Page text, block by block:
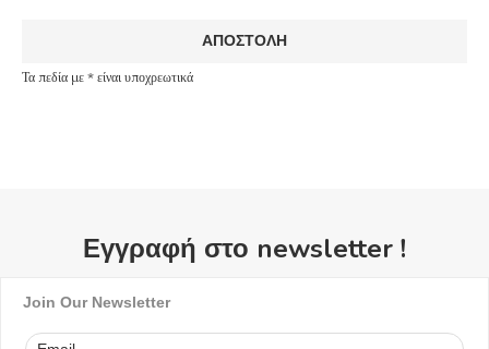
Τα πεδία με * είναι υποχρεωτικά
Εγγραφή στο newsletter !
Join Our Newsletter